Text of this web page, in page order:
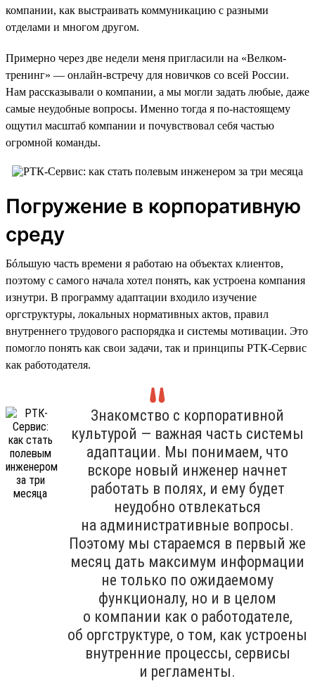
компании, как выстраивать коммуникацию с разными
отделами и многом другом.
Примерно через две недели меня пригласили на «Велком-
тренинг» — онлайн-встречу для новичков со всей России.
Нам рассказывали о компании, а мы могли задать любые, даже
самые неудобные вопросы. Именно тогда я по-настоящему
ощутил масштаб компании и почувствовал себя частью
огромной команды.
Погружение в корпоративную
среду
Бóльшую часть времени я работаю на объектах клиентов,
поэтому с самого начала хотел понять, как устроена компания
изнутри. В программу адаптации входило изучение
оргструктуры, локальных нормативных актов, правил
внутреннего трудового распорядка и системы мотивации. Это
помогло понять как свои задачи, так и принципы РТК-Сервис
как работодателя.
Знакомство с корпоративной
культурой — важная часть системы
адаптации. Мы понимаем, что
вскоре новый инженер начнет
работать в полях, и ему будет
неудобно отвлекаться
на административные вопросы.
Поэтому мы стараемся в первый же
месяц дать максимум информации
не только по ожидаемому
функционалу, но и в целом
о компании как о работодателе,
об оргструктуре, о том, как устроены
внутренние процессы, сервисы
и регламенты.